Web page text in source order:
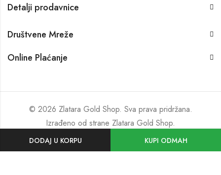
DODAJ U KORPU KUPI ODMAH
Detalji prodavnice
Društvene Mreže
Online Plaćanje
© 2026 Zlatara Gold Shop. Sva prava pridržana.
Izrađeno od strane Zlatara Gold Shop.